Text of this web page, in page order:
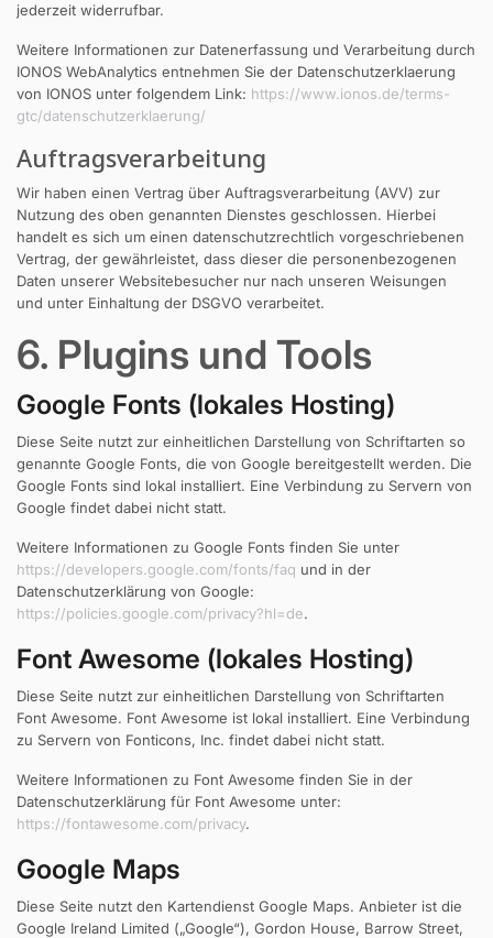
jederzeit widerrufbar.
Weitere Informationen zur Datenerfassung und Verarbeitung durch
IONOS WebAnalytics entnehmen Sie der Datenschutzerklaerung
von IONOS unter folgendem Link: https://www.ionos.de/terms-
gtc/datenschutzerklaerung/
Auftragsverarbeitung
Wir haben einen Vertrag über Auftragsverarbeitung (AVV) zur
Nutzung des oben genannten Dienstes geschlossen. Hierbei
handelt es sich um einen datenschutzrechtlich vorgeschriebenen
Vertrag, der gewährleistet, dass dieser die personenbezogenen
Daten unserer Websitebesucher nur nach unseren Weisungen
und unter Einhaltung der DSGVO verarbeitet.
6. Plugins und Tools
Google Fonts (lokales Hosting)
Diese Seite nutzt zur einheitlichen Darstellung von Schriftarten so
genannte Google Fonts, die von Google bereitgestellt werden. Die
Google Fonts sind lokal installiert. Eine Verbindung zu Servern von
Google findet dabei nicht statt.
Weitere Informationen zu Google Fonts finden Sie unter
https://developers.google.com/fonts/faq und in der
Datenschutzerklärung von Google:
https://policies.google.com/privacy?hl=de.
Font Awesome (lokales Hosting)
Diese Seite nutzt zur einheitlichen Darstellung von Schriftarten
Font Awesome. Font Awesome ist lokal installiert. Eine Verbindung
zu Servern von Fonticons, Inc. findet dabei nicht statt.
Weitere Informationen zu Font Awesome finden Sie in der
Datenschutzerklärung für Font Awesome unter:
https://fontawesome.com/privacy.
Google Maps
Diese Seite nutzt den Kartendienst Google Maps. Anbieter ist die
Google Ireland Limited („Google“), Gordon House, Barrow Street,